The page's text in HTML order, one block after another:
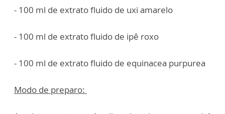
- 100 ml de extrato fluido de uxi amarelo
- 100 ml de extrato fluido de ipê roxo
- 100 ml de extrato fluido de equinacea purpurea
Modo de preparo: